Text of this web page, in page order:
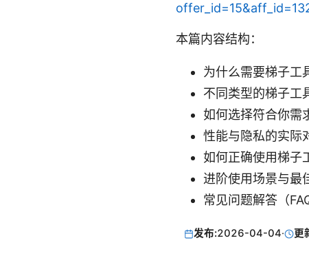
本篇内容结构：
为什么需要梯子工
不同类型的梯子工
如何选择符合你需
性能与隐私的实际
如何正确使用梯子
进阶使用场景与最
常见问题解答（
发布:2026-04-04· 更